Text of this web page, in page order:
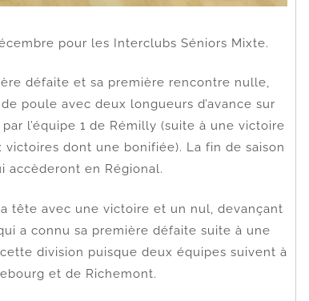
pour les Interclubs Séniors Mixte.
défaite et sa première rencontre nulle,
poule avec deux longueurs d’avance sur
l’équipe 1 de Rémilly (suite à une victoire
dont une bonifiée). La fin de saison
accèderont en Régional.
tête avec une victoire et un nul, devançant
a connu sa première défaite suite à une
division puisque deux équipes suivent à
et de Richemont.